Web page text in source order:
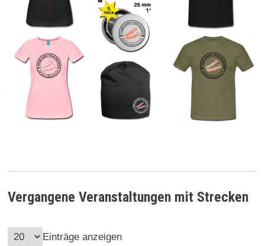
Vergangene Veranstaltungen mit Strecken
Einträge anzeigen